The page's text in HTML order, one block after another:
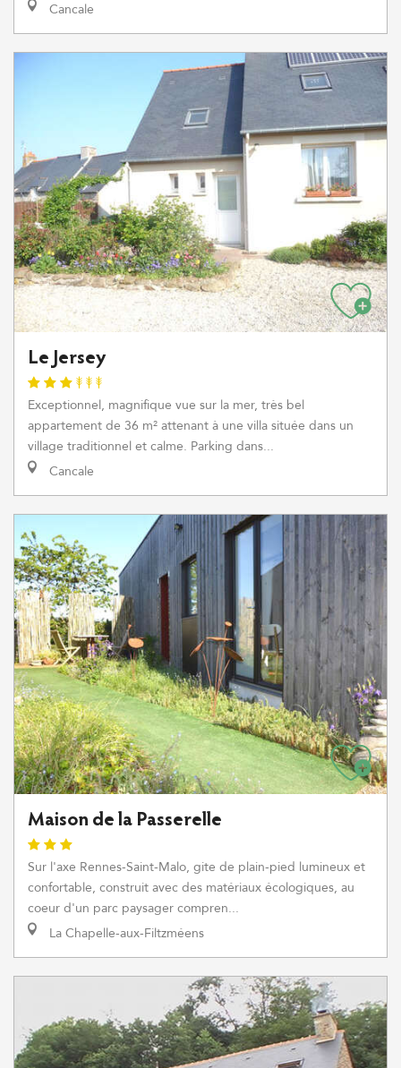
Cancale
Le Jersey
Exceptionnel, magnifique vue sur la mer, très bel
appartement de 36 m² attenant à une villa située dans un
village traditionnel et calme. Parking dans...
Cancale
Maison de la Passerelle
Sur l'axe Rennes-Saint-Malo, gite de plain-pied lumineux et
confortable, construit avec des matériaux écologiques, au
coeur d'un parc paysager compren...
La Chapelle-aux-Filtzméens